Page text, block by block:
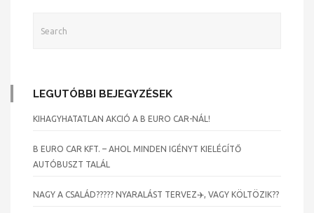
LEGUTÓBBI BEJEGYZÉSEK
KIHAGYHATATLAN AKCIÓ A B EURO CAR-NÁL!
B EURO CAR KFT. – AHOL MINDEN IGÉNYT KIELÉGÍTŐ
AUTÓBUSZT TALÁL
NAGY A CSALÁD?‍?‍?‍?? NYARALÁST TERVEZ✈️, VAGY KÖLTÖZIK??